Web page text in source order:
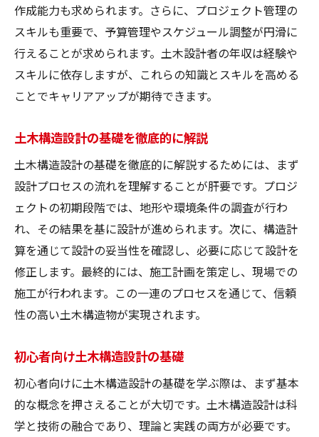
作成能力も求められます。さらに、プロジェクト管理の
スキルも重要で、予算管理やスケジュール調整が円滑に
行えることが求められます。土木設計者の年収は経験や
スキルに依存しますが、これらの知識とスキルを高める
ことでキャリアアップが期待できます。
土木構造設計の基礎を徹底的に解説
土木構造設計の基礎を徹底的に解説するためには、まず
設計プロセスの流れを理解することが肝要です。プロジ
ェクトの初期段階では、地形や環境条件の調査が行わ
れ、その結果を基に設計が進められます。次に、構造計
算を通じて設計の妥当性を確認し、必要に応じて設計を
修正します。最終的には、施工計画を策定し、現場での
施工が行われます。この一連のプロセスを通じて、信頼
性の高い土木構造物が実現されます。
初心者向け土木構造設計の基礎
初心者向けに土木構造設計の基礎を学ぶ際は、まず基本
的な概念を押さえることが大切です。土木構造設計は科
学と技術の融合であり、理論と実践の両方が必要です。